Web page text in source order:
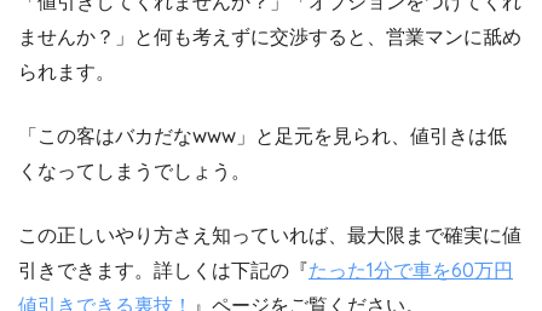
ませんか？」と何も考えずに交渉すると、営業マンに舐め
られます。
「この客はバカだなwww」と足元を見られ、値引きは低
くなってしまうでしょう。
この正しいやり方さえ知っていれば、最大限まで確実に値
引きできます。詳しくは下記の『たった1分で車を60万円
値引きできる裏技！ 』ページをご覧ください。